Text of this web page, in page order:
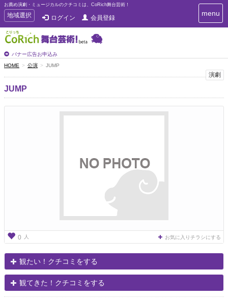
お薦め演劇・ミュージカルのクチコミは、CoRich舞台芸術！
T
o
g
g
e
n
a
v
i
地域選択 ログイン 会員登録
バナー広告お申込み
T
o
i
menu
HOME 公演 JUMP
演劇
JUMP
0 人 お気に入りチラシにする
観たい！クチコミをする
観てきた！クチコミをする